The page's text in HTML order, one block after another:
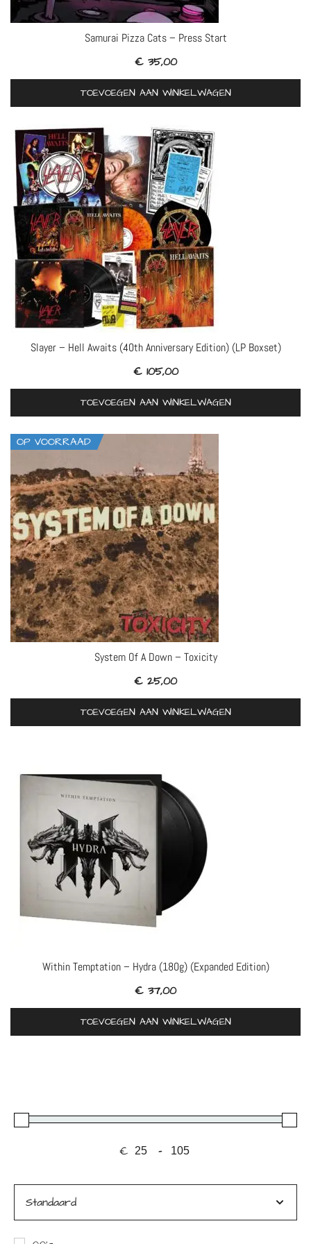
Samurai Pizza Cats – Press Start
€35,00
TOEVOEGEN AAN WINKELWAGEN
Slayer – Hell Awaits (40th Anniversary Edition) (LP Boxset)
€105,00
TOEVOEGEN AAN WINKELWAGEN
OP VOORRAAD
System Of A Down – Toxicity
€ 25,00
TOEVOEGEN AAN WINKELWAGEN
Within Temptation – Hydra (180g) (Expanded Edition)
€ 37,00
TOEVOEGEN AAN WINKELWAGEN
€
Minimale prijs
-
Maximale prijs
Sorteer producten